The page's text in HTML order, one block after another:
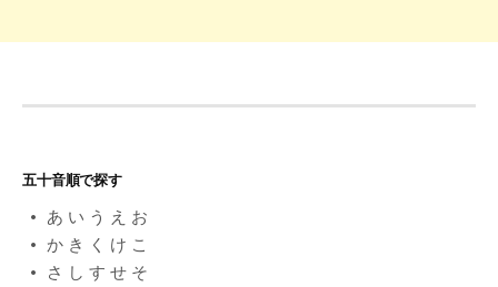
五十音順で探す
あ い う え お
か き く け こ
さ し す せ そ